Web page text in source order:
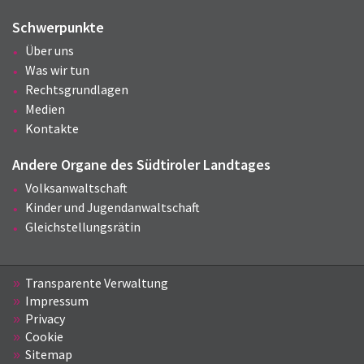
Schwerpunkte
Über uns
Was wir tun
Rechtsgrundlagen
Medien
Kontakte
Andere Organe des Südtiroler Landtages
Volksanwaltschaft
Kinder und Jugendanwaltschaft
Gleichstellungsrätin
Transparente Verwaltung
Impressum
Privacy
Cookie
Sitemap